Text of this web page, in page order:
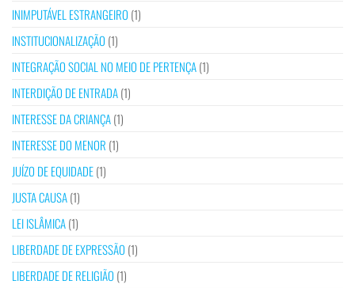
INIMPUTÁVEL ESTRANGEIRO (1)
INSTITUCIONALIZAÇÃO (1)
INTEGRAÇÃO SOCIAL NO MEIO DE PERTENÇA(1)
INTERDIÇÃO DE ENTRADA(1)
INTERESSE DA CRIANÇA(1)
INTERESSE DO MENOR (1)
JUÍZO DE EQUIDADE(1)
JUSTA CAUSA(1)
LEI ISLÂMICA(1)
LIBERDADE DE EXPRESSÃO (1)
LIBERDADE DE RELIGIÃO (1)